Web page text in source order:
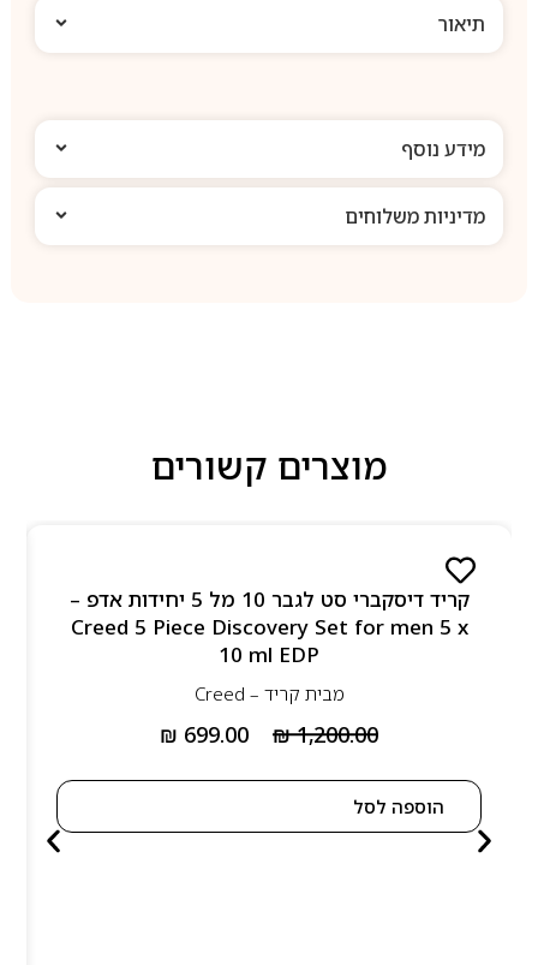
תיאור
מידע נוסף
מדיניות משלוחים
מוצרים קשורים
קריד דיסקברי סט לגבר 10 מל 5 יחידות אדפ –
Creed 5 Piece Discovery Set for men 5 x
10 ml EDP
מבית קריד – Creed
₪1,200.00
₪ 699.00
הוספה לסל